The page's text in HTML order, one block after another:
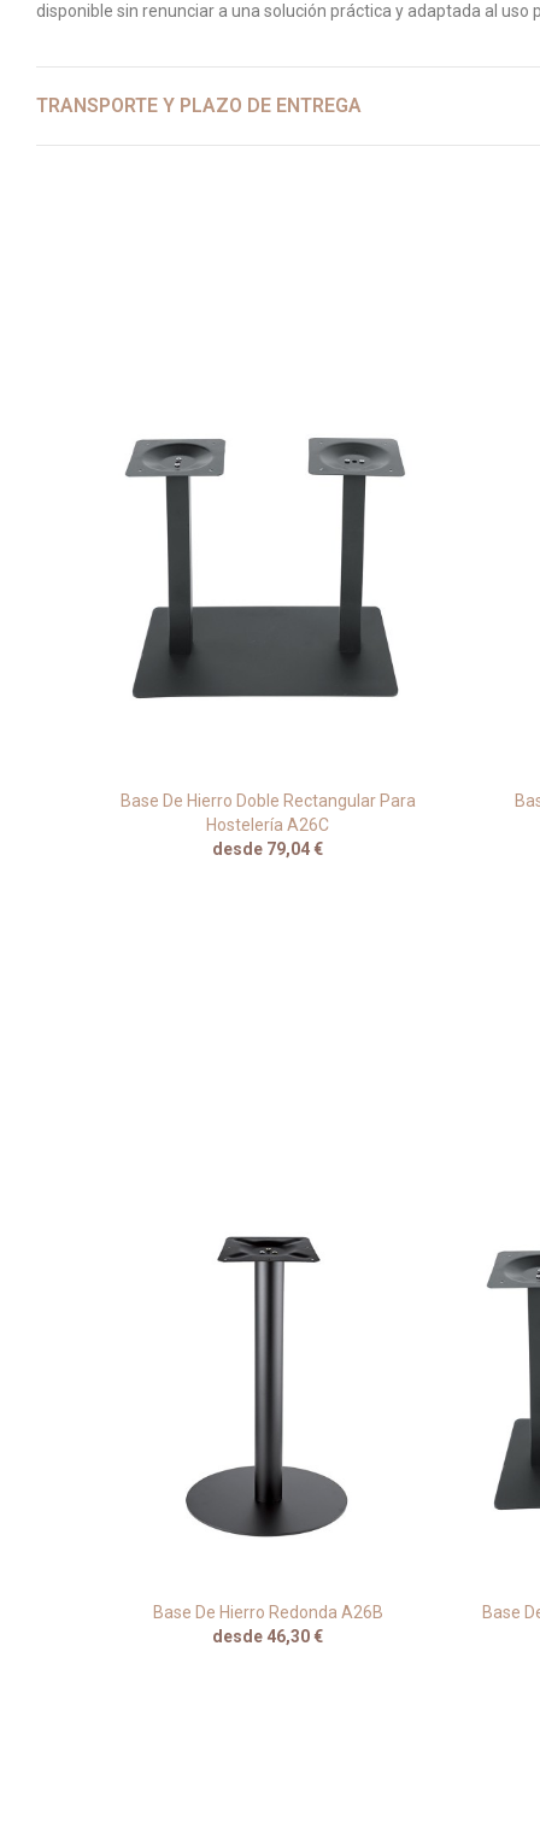
disponible sin renunciar a una solución práctica y adaptada al uso
TRANSPORTE Y PLAZO DE ENTREGA
Base De Hierro Doble Rectangular Para
Hostelería A26C
desde 79,04 €
Base De Hierro Redonda A26B
desde 46,30 €
Base